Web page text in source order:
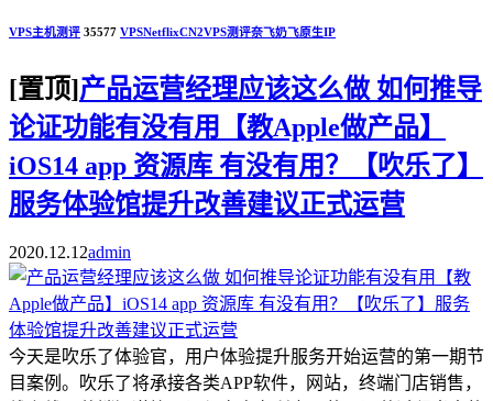
VPS主机测评 35577 VPSNetflixCN2VPS测评奈飞奶飞原生IP
[置顶]产品运营经理应该这么做 如何推导
论证功能有没有用【教Apple做产品】
iOS14 app 资源库 有没有用？【吹乐了】
服务体验馆提升改善建议正式运营
2020.12.12admin
今天是吹乐了体验官，用户体验提升服务开始运营的第一期节
目案例。吹乐了将承接各类APP软件，网站，终端门店销售，